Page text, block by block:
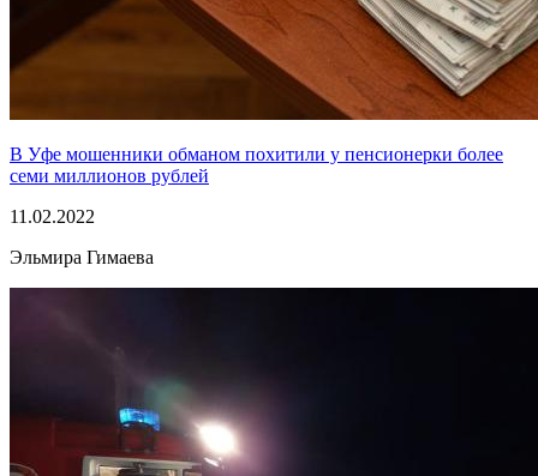
В Уфе мошенники обманом похитили у пенсионерки более
семи миллионов рублей
11.02.2022
Эльмира Гимаева